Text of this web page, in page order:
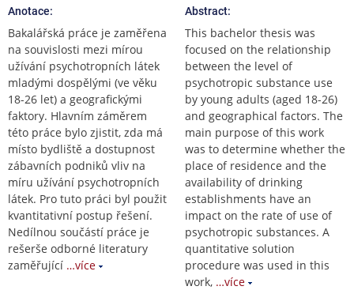
Anotace:
Bakalářská práce je zaměřena
na souvislosti mezi mírou
užívání psychotropních látek
mladými dospělými (ve věku
18-26 let) a geografickými
faktory. Hlavním záměrem
této práce bylo zjistit, zda má
místo bydliště a dostupnost
zábavních podniků vliv na
míru užívání psychotropních
látek. Pro tuto práci byl použit
kvantitativní postup řešení.
Nedílnou součástí práce je
rešerše odborné literatury
zaměřující …více
Abstract:
This bachelor thesis was
focused on the relationship
between the level of
psychotropic substance use
by young adults (aged 18-26)
and geographical factors. The
main purpose of this work
was to determine whether the
place of residence and the
availability of drinking
establishments have an
impact on the rate of use of
psychotropic substances. A
quantitative solution
procedure was used in this
work, …více